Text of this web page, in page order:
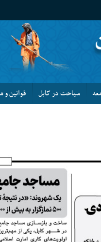
سیاحت در کابل قوانین و